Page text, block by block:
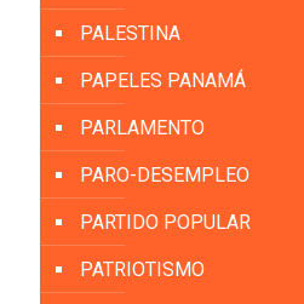
PALESTINA
PAPELES PANAMÁ
PARLAMENTO
PARO-DESEMPLEO
PARTIDO POPULAR
PATRIOTISMO